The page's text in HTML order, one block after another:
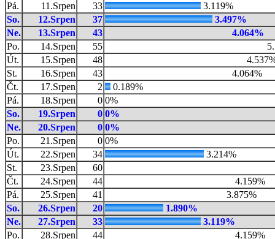
Pá.
11.Srpen 33
3.119%
So.
12.Srpen 37
3.497%
Ne.
13.Srpen 43
4.064%
Po.
14.Srpen 55
Út.
15.Srpen 48
St.
16.Srpen 43
4.064%
Čt.
17.Srpen 2
0.189%
Pá.
18.Srpen 0 0%
So.
19.Srpen 0 0%
Ne.
20.Srpen 0 0%
Po.
21.Srpen 0 0%
Út.
22.Srpen 34
3.214%
St.
23.Srpen
60
Čt.
24.Srpen 44
4.159%
Pá.
25.Srpen 41
3.875%
So.
26.Srpen 20
1.890%
Ne.
27.Srpen 33
3.119%
Po.
28.Srpen 44
4.159%